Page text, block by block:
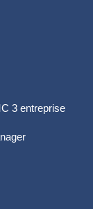
3 entreprise